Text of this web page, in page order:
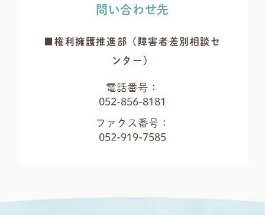
問い合わせ先
■権利擁護推進部（障害者差別相談セ
ンター）
電話番号：
052-856-8181
ファクス番号：
052-919-7585